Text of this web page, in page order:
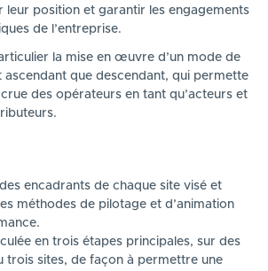
leur position et garantir les engagements
de l’entreprise.
la mise en œuvre d’un mode de
que descendant, qui permette
des opérateurs en tant qu’acteurs et
encadrants de chaque site visé et
méthodes de pilotage et d’animation
en trois étapes principales, sur des
trois sites, de façon à permettre une